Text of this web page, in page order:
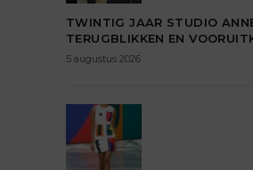
TWINTIG JAAR STUDIO
TERUGBLIKKEN EN
5 augustus 2026